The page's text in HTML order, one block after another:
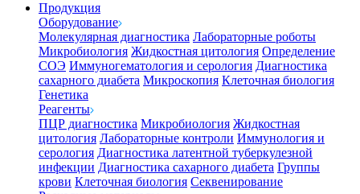
Продукция
Оборудование
Молекулярная диагностика Лабораторные роботы
Микробиология Жидкостная цитология Определение
СОЭ Иммуногематология и серология Диагностика
сахарного диабета Микроскопия Клеточная биология
Генетика
Реагенты
ПЦР диагностика Микробиология Жидкостная
цитология Лабораторные контроли Иммунология и
серология Диагностика латентной туберкулезной
инфекции Диагностика сахарного диабета Группы
крови Клеточная биология Секвенирование